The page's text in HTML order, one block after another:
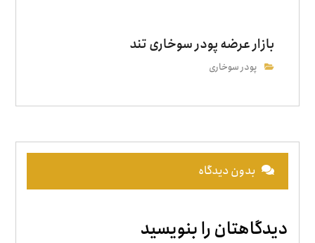
بازار عرضه پودر سوخاری تند
پودر سوخاری
بدون دیدگاه
دیدگاهتان را بنویسید